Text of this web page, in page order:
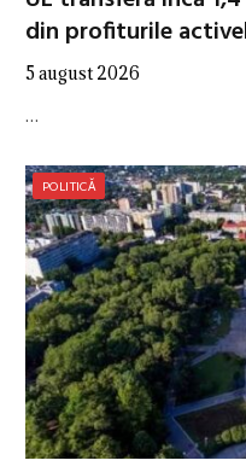
din profiturile
5 august 2026
…
POLITICĂ